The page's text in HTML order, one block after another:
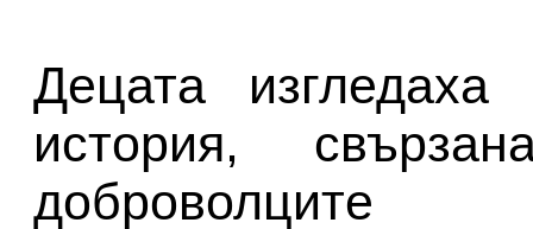
Децата
история,